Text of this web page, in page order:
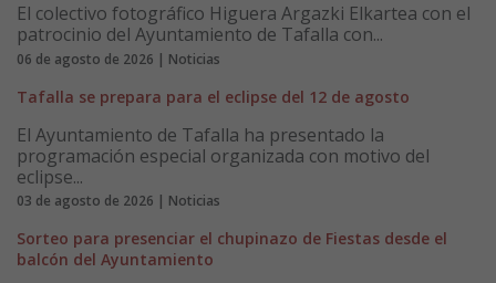
El colectivo fotográfico Higuera Argazki Elkartea con el
patrocinio del Ayuntamiento de Tafalla con...
06 de agosto de 2026 | Noticias
Tafalla se prepara para el eclipse del 12 de agosto
El Ayuntamiento de Tafalla ha presentado la
programación especial organizada con motivo del
eclipse...
03 de agosto de 2026 | Noticias
Sorteo para presenciar el chupinazo de Fiestas desde el
balcón del Ayuntamiento